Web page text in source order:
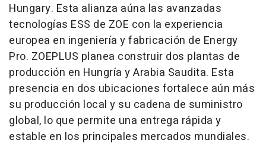
Hungary. Esta alianza aúna las avanzadas
tecnologías ESS de ZOE con la experiencia
europea en ingeniería y fabricación de Energy
Pro. ZOEPLUS planea construir dos plantas de
producción en Hungría y Arabia Saudita. Esta
presencia en dos ubicaciones fortalece aún más
su producción local y su cadena de suministro
global, lo que permite una entrega rápida y
estable en los principales mercados mundiales.